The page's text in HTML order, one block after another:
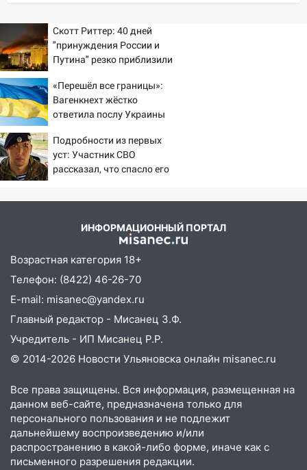
автоподставщиков
13:36 В Инзе произошел крупный пожар
13:00
мужчины, которого необоснованно
обвиняли в жестоком обращении с
животными
12:28
Миллион на «льготниках»: в
Ульяновской области перевозчик
провернул хитрую схему с чужими
120 тысяч долга
11:49 Снят режим «Ракетная
опасность» на территории Ульяновской
области
Кабмин РФ разрешил до 1 июля
2027 года импорт, выпуск и обращение
бензина Евро 2, Евро 3, Евро 4
11:12 Соцсети: на Рябикова автомобиль
10:27 Где есть бензин в Ульяновске
днем 6 августа: список АЗС
10:16 Внимание! В Ульяновской области
объявлена ракетная опасность
Скотт Риттер: 40 дней
"принуждения России и
Путина" резко приблизили
«Перешёл все границы»:
Вагенкнехт жёстко
ответила послу Украины
Подробности из первых
уст: Участник СВО
рассказал, что спасло его
ИНФОРМАЦИОННЫЙ ПОРТАЛ
Возрастная категория 18+
Телефон: (8422) 46-26-70
E-mail: misanec@yandex.ru
Главный редактор - Мисанец З.Ф.
Учредитель - ИП Мисанец Р.Р.
© 2014-2026 Новости Ульяновска онлайн misanec.ru
Все права защищены. Вся информация, размещенная на
данном веб-сайте, предназначена только для
персонального пользования и не подлежит
дальнейшему воспроизведению и/или
распространению в какой-либо форме, иначе как с
письменного разрешения редакции.